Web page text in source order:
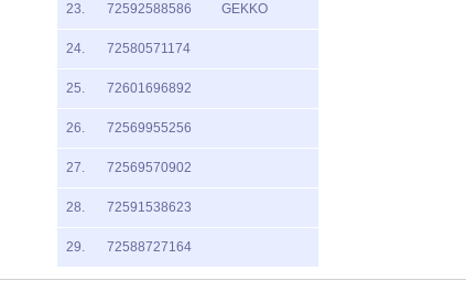
23. 72592588586 GEKKO
24. 72580571174
25. 72601696892
26. 72569955256
27. 72569570902
28. 72591538623
29. 72588727164